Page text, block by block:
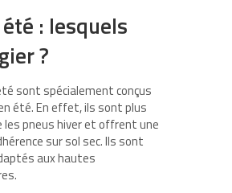
: lesquels
?
sont spécialement conçus
été. En effet, ils sont plus
les pneus hiver et offrent une
sur sol sec. Ils sont
aux hautes